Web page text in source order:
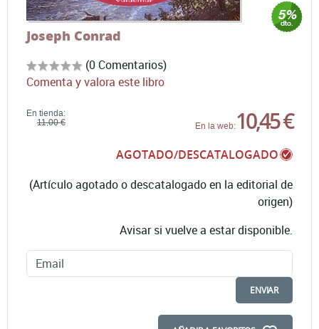
Joseph Conrad
(0 Comentarios)
Comenta y valora este libro
En tienda:
11,00 €
En la web:10,45 €
AGOTADO/DESCATALOGADO
(Artículo agotado o descatalogado en la editorial de
origen)
Avisar si vuelve a estar disponible.
ENVIAR